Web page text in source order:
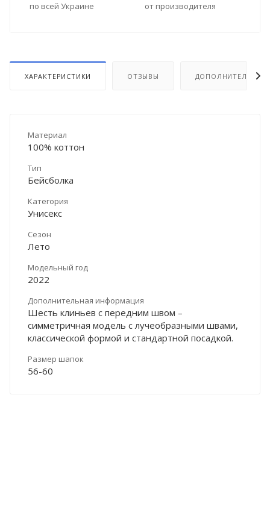
по всей Украине
от производителя
ХАРАКТЕРИСТИКИ ОТЗЫВЫ ДОПОЛНИТЕЛЬНО
Материал
100% коттон
Тип
Бейсболка
Категория
Унисекс
Сезон
Лето
Модельный год
2022
Дополнительная информация
Шесть клиньев с передним швом –
симметричная модель с лучеобразными швами,
классической формой и стандартной посадкой.
Размер шапок
56-60